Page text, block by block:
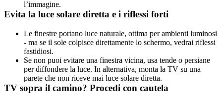
l’immagine.
Evita la luce solare diretta e i riflessi forti
Le finestre portano luce naturale, ottima per ambienti luminosi
- ma se il sole colpisce direttamente lo schermo, vedrai riflessi
fastidiosi.
Se non puoi evitare una finestra vicina, usa tende o persiane
per diffondere la luce. In alternativa, monta la TV su una
parete che non riceve mai luce solare diretta.
TV sopra il camino? Procedi con cautela